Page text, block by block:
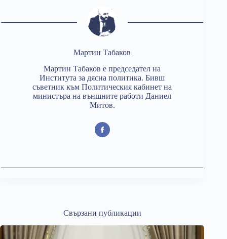
Мартин Табаков
Мартин Табаков е председател на
Института за дясна политика. Бивш
съветник към Политическия кабинет на
министъра на външните работи Даниел
Митов.
Свързани публикации